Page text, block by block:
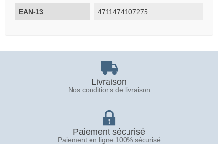
EAN-13 4711474107275
Livraison
Nos conditions de livraison
Paiement sécurisé
Paiement en ligne 100% sécurisé